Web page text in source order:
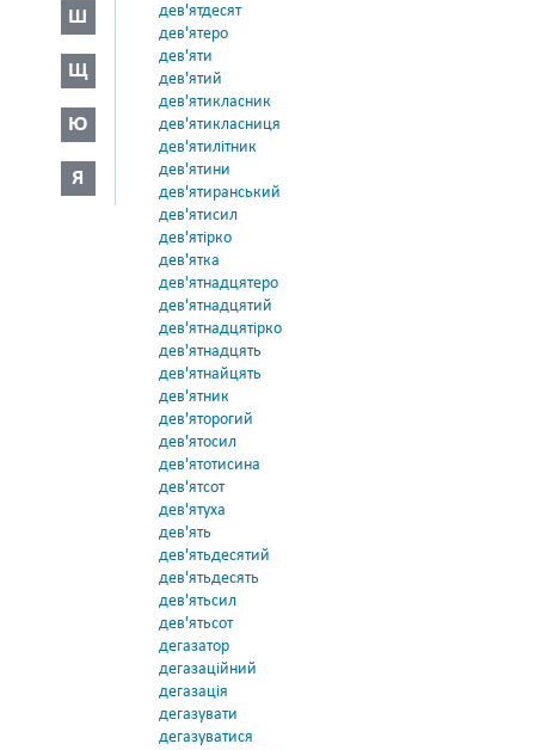
Ш
Щ
Ю
Я
дев'ятдесят
дев'ятеро
дев'яти
дев'ятий
дев'ятикласник
дев'ятикласниця
дев'ятилітник
дев'ятини
дев'ятиранський
дев'ятисил
дев'ятірко
дев'ятка
дев'ятнадцятеро
дев'ятнадцятий
дев'ятнадцятірко
дев'ятнадцять
дев'ятнайцять
дев'ятник
дев'яторогий
дев'ятосил
дев'ятотисина
дев'ятсот
дев'ятуха
дев'ять
дев'ятьдесятий
дев'ятьдесять
дев'ятьсил
дев'ятьсот
дегазатор
дегазаційний
дегазація
дегазувати
дегазуватися